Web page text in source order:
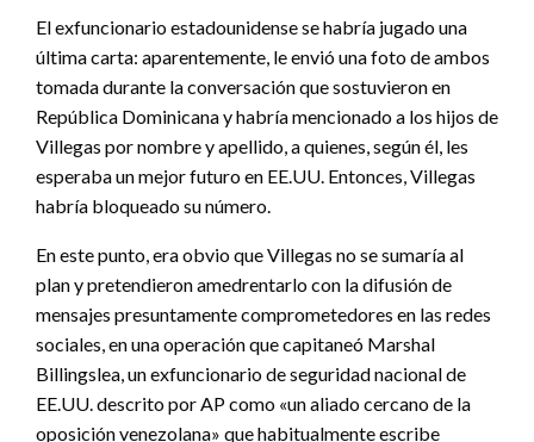
El exfuncionario estadounidense se habría jugado una
última carta: aparentemente, le envió una foto de ambos
tomada durante la conversación que sostuvieron en
República Dominicana y habría mencionado a los hijos de
Villegas por nombre y apellido, a quienes, según él, les
esperaba un mejor futuro en EE.UU. Entonces, Villegas
habría bloqueado su número.
En este punto, era obvio que Villegas no se sumaría al
plan y pretendieron amedrentarlo con la difusión de
mensajes presuntamente comprometedores en las redes
sociales, en una operación que capitaneó Marshal
Billingslea, un exfuncionario de seguridad nacional de
EE.UU. descrito por AP como «un aliado cercano de la
oposición venezolana» que habitualmente escribe